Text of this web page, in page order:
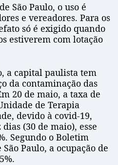
São Paulo, o uso é
e vereadores. Para os
só é exigido quando
estiverem com lotação
a capital paulista tem
da contaminação das
20 de maio, a taxa de
de Terapia
devido à covid-19,
(30 de maio), esse
Segundo o Boletim
Paulo, a ocupação de